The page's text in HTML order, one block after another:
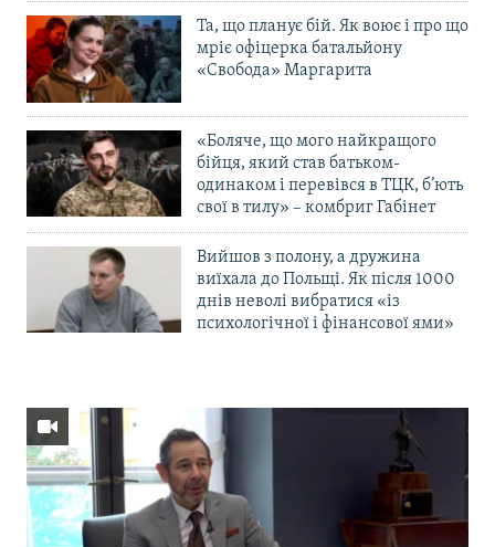
Та, що планує бій. Як воює і про що
мріє офіцерка батальйону
«Свобода» Маргарита
«Боляче, що мого найкращого
бійця, який став батьком-
одинаком і перевівся в ТЦК, б’ють
свої в тилу» – комбриг Габінет
Вийшов з полону, а дружина
виїхала до Польщі. Як після 1000
днів неволі вибратися «із
психологічної і фінансової ями»